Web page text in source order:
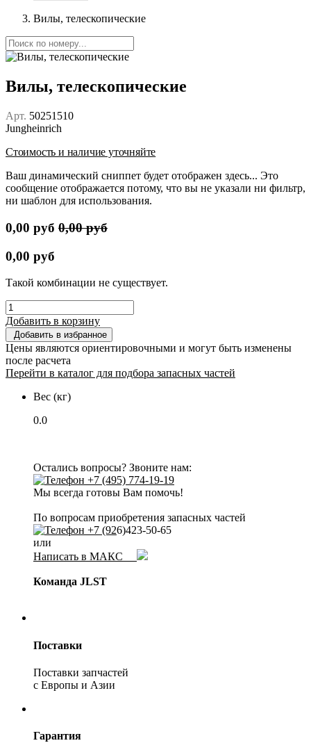
Вилы, телескопические
Вилы, телескопические
Арт. 50251510
Jungheinrich
Стоимость и наличие уточняйте
Ваш динамический сниппет будет отображен здесь... Это
сообщение отображается потому, что вы не указали ни фильтр,
ни шаблон для использования.
0,00 руб 0,00руб
0,00 руб
Такой комбинации не существует.
Добавить в корзину
Добавить в избранное
Цены являются ориентировочными и могут быть изменены
после расчета
Перейти в каталог для подбора запасных частей
Вес (кг)
0.0
Остались вопросы? Звоните нам:
+7 (495) 774-19-19
Мы всегда готовы Вам помочь!
По вопросам приобретения запасных частей
+7 (926)423-50-65
или
Написать в МАКС
Команда JLST
Поставки
Поставки запчастей
с Европы и Азии
Гарантия